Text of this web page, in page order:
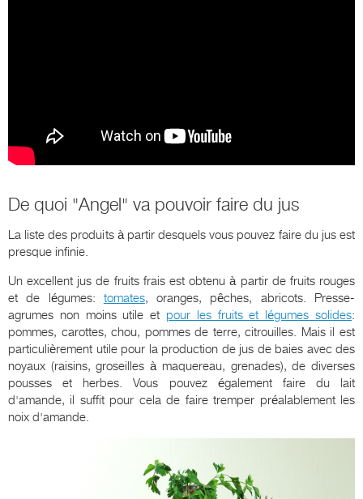
De quoi "Angel" va pouvoir faire du jus
La liste des produits à partir desquels vous pouvez faire du jus est
presque infinie.
Un excellent jus de fruits frais est obtenu à partir de fruits rouges
et de légumes: tomates, oranges, pêches, abricots. Presse-
agrumes non moins utile et pour les fruits et légumes solides:
pommes, carottes, chou, pommes de terre, citrouilles. Mais il est
particulièrement utile pour la production de jus de baies avec des
noyaux (raisins, groseilles à maquereau, grenades), de diverses
pousses et herbes. Vous pouvez également faire du lait
d'amande, il suffit pour cela de faire tremper préalablement les
noix d'amande.